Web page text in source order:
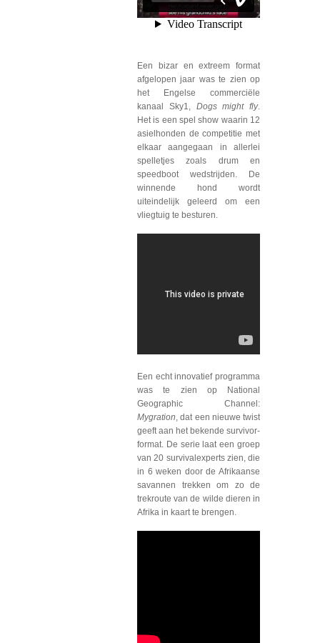
Een bizar en extreem format
afgelopen jaar was te zien op
het Engelse commerciële
kanaal Sky1, Dogs might fly.
Het is een spel show waarin 12
asielhonden de competitie met
elkaar aangegaan in allerlei
spelletjes zoals drum en
speedboot wedstrijden. De
winnende hond wordt
uiteindelijk geleerd om een
vliegtuig te besturen.
Een echt innovatief programma
was te zien op National
Geographic Channel:
Mygration, dat een nieuwe twist
geeft aan het bekende survivor-
format. De serie laat een groep
van 20 survivalexperts zien, die
in 6 weken door de Afrikaanse
savannen trekken om zo de
trekroute van de wilde dieren in
Afrika in kaart te brengen.